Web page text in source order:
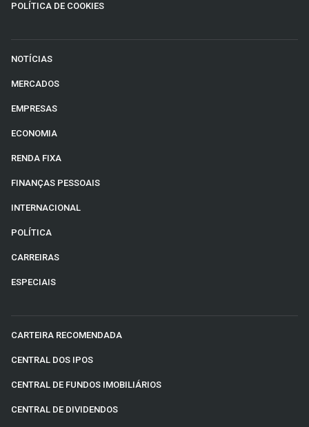
POLÍTICA DE COOKIES
NOTÍCIAS
MERCADOS
EMPRESAS
ECONOMIA
RENDA FIXA
FINANÇAS PESSOAIS
INTERNACIONAL
POLÍTICA
CARREIRAS
ESPECIAIS
CARTEIRA RECOMENDADA
CENTRAL DOS IPOS
CENTRAL DE FUNDOS IMOBILIÁRIOS
CENTRAL DE DIVIDENDOS